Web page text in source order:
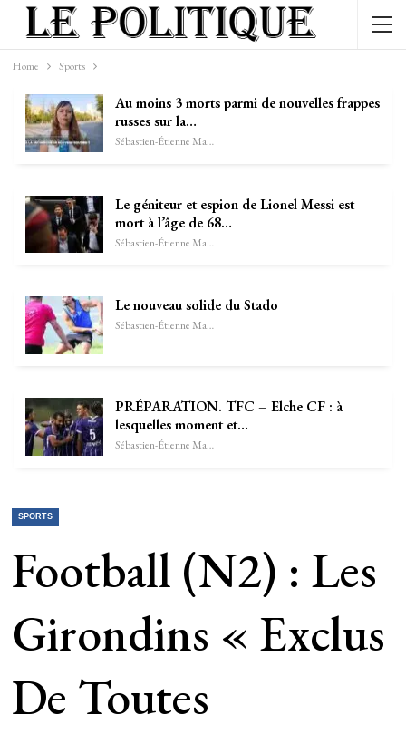
Home Sports
Au moins 3 morts parmi de nouvelles frappes
russes sur la…
Sébastien-Étienne Marechal
Le géniteur et espion de Lionel Messi est
mort à l’âge de 68…
Sébastien-Étienne Marechal
Le nouveau solide du Stado
Sébastien-Étienne Marechal
PRÉPARATION. TFC – Elche CF : à
lesquelles moment et…
Sébastien-Étienne Marechal
SPORTS
Football (N2) : Les
Girondins « Exclus
De Toutes